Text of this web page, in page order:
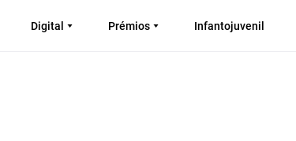
Digital Prémios Infantojuvenil